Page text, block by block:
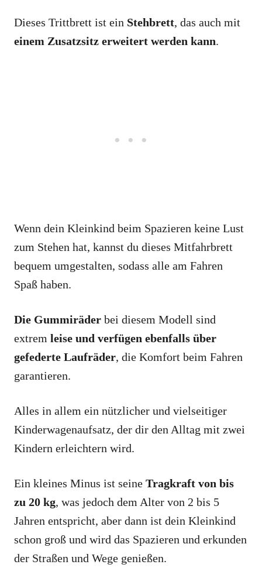
Dieses Trittbrett ist ein Stehbrett, das auch mit
einem Zusatzsitz erweitert werden kann.
Wenn dein Kleinkind beim Spazieren keine Lust
zum Stehen hat, kannst du dieses Mitfahrbrett
bequem umgestalten, sodass alle am Fahren
Spaß haben.
Die Gummiräder bei diesem Modell sind
extrem leise und verfügen ebenfalls über
gefederte Laufräder, die Komfort beim Fahren
garantieren.
Alles in allem ein nützlicher und vielseitiger
Kinderwagenaufsatz, der dir den Alltag mit zwei
Kindern erleichtern wird.
Ein kleines Minus ist seine Tragkraft von bis
zu 20 kg, was jedoch dem Alter von 2 bis 5
Jahren entspricht, aber dann ist dein Kleinkind
schon groß und wird das Spazieren und erkunden
der Straßen und Wege genießen.